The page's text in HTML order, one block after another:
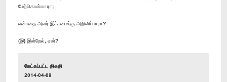
மேற்கொள்வாரா;
என்பதை அவர் இச்சபைக்கு அறிவிப்பாரா?
(இ) இன்றேல், ஏன்?
கேட்கப்பட்ட திகதி
2014-04-09